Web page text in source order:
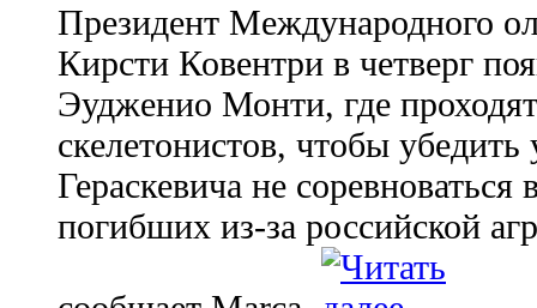
Президент Международного
Кирсти Ковентри в четверг
Эудженио Монти, где
скелетонистов, чтобы
Гераскевича не
погибших из-за российской